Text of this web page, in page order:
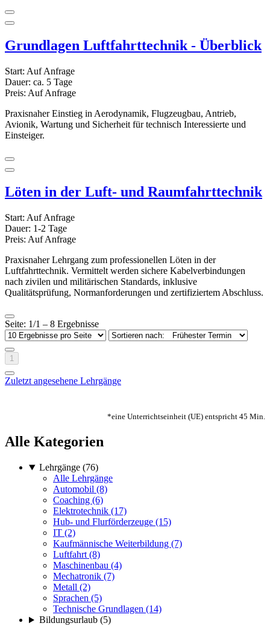
Grundlagen Luftfahrttechnik - Überblick
Start: Auf Anfrage
Dauer: ca. 5 Tage
Preis: Auf Anfrage
Praxisnaher Einstieg in Aerodynamik, Flugzeugbau, Antrieb,
Avionik, Wartung und Sicherheit für technisch Interessierte und
Einsteiger.
Löten in der Luft- und Raumfahrttechnik
Start: Auf Anfrage
Dauer: 1-2 Tage
Preis: Auf Anfrage
Praxisnaher Lehrgang zum professionellen Löten in der
Luftfahrttechnik. Vermittelt werden sichere Kabelverbindungen
nach zivilen und militärischen Standards, inklusive
Qualitätsprüfung, Normanforderungen und zertifiziertem Abschluss.
Seite: 1/1 – 8 Ergebnisse
1
Zuletzt angesehene Lehrgänge
*eine Unterrichtseinheit (UE) entspricht 45 Min.
Alle Kategorien
Lehrgänge (76)
Alle Lehrgänge
Automobil (8)
Coaching (6)
Elektrotechnik (17)
Hub- und Flurförderzeuge (15)
IT (2)
Kaufmännische Weiterbildung (7)
Luftfahrt (8)
Maschinenbau (4)
Mechatronik (7)
Metall (2)
Sprachen (5)
Technische Grundlagen (14)
Bildungsurlaub (5)